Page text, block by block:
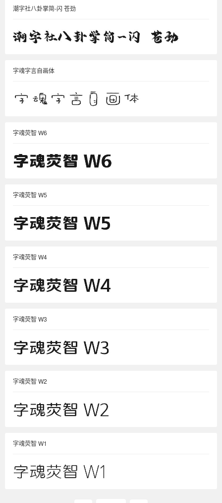
潮字社八卦掌简-闪 苍劲
字魂字言自画体
字魂荧智 W6
字魂荧智 W5
字魂荧智 W4
字魂荧智 W3
字魂荧智 W2
字魂荧智 W1